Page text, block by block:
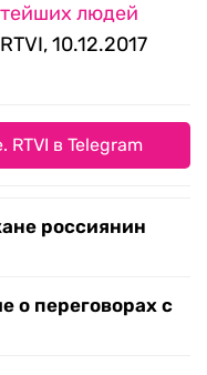
людей
10.12.2017
в Telegram
россиянин
о переговорах с